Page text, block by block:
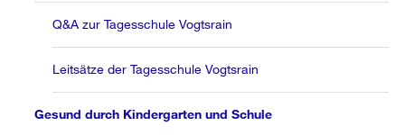
Q&A zur Tagesschule Vogtsrain
Leitsätze der Tagesschule Vogtsrain
Gesund durch Kindergarten und Schule